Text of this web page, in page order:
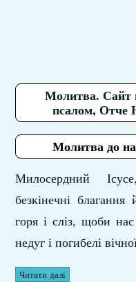
Молитва. Сайт
псалом, Отче
Молитва до
Милосердний
безкінечні
горя і сліз, щоби
недуг і погибелі
Читати далі